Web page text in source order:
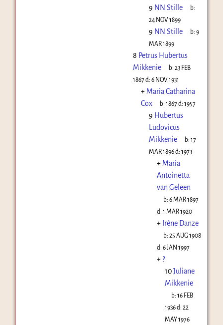
9 NN Stille
b:
24 NOV 1899
9 NN Stille b:9
MAR 1899
8 Petrus Hubertus
Mikkenie
b:23 FEB
1867d: 6 NOV 1931
+ Maria Catharina
Cox
b:1867d:1957
9 Hubertus
Ludovicus
Mikkenie
b:17
MAR 1896d: 1973
+ Maria
Antoinetta
van Geleen
b:6 MAR 1897
d: 1 MAR 1920
+ Irène Danze
b:25 AUG 1908
d: 6 JAN 1997
+ ?
10Juliane
Mikkenie
b:16 FEB
1936d: 22
MAY 1976